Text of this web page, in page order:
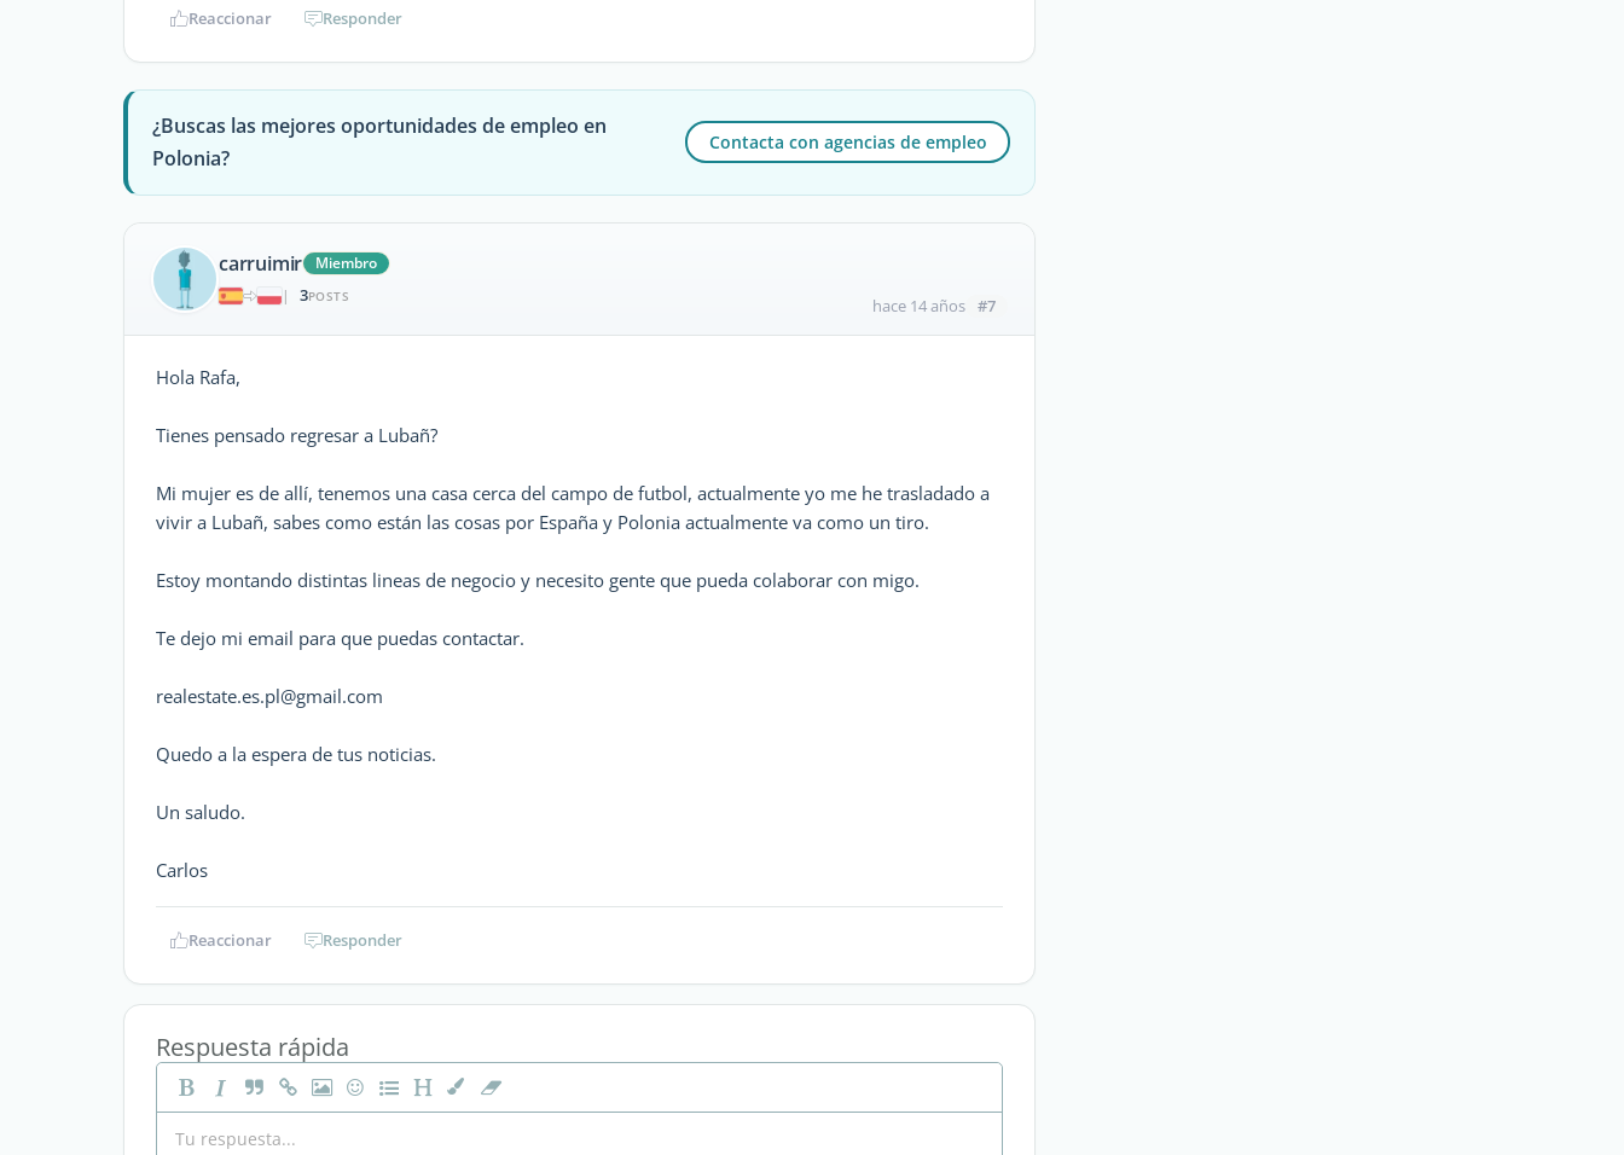
Reaccionar Responder
¿Buscas las mejores oportunidades de empleo en
Polonia?
Contacta con agencias de empleo
carruimir
Miembro
|
3POSTS hace 14 años #7
Hola Rafa,
Tienes pensado regresar a Lubañ?
Mi mujer es de allí, tenemos una casa cerca del campo de futbol, actualmente yo me he trasladado a
vivir a Lubañ, sabes como están las cosas por España y Polonia actualmente va como un tiro.
Estoy montando distintas lineas de negocio y necesito gente que pueda colaborar con migo.
Te dejo mi email para que puedas contactar.
realestate.es.pl@gmail.com
Quedo a la espera de tus noticias.
Un saludo.
Carlos
Reaccionar Responder
Respuesta rápida